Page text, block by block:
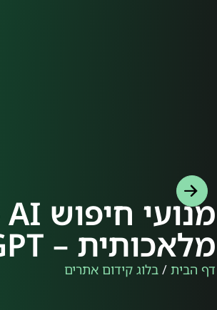
מלאכותית – SearchGPT
דף הבית / בלוג קידום אתרים